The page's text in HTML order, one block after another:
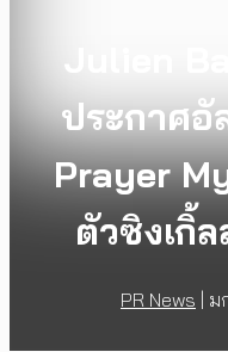
Julien
ประกาศอั
Prayer
ตัวซิงเกิ้
PR News | ม